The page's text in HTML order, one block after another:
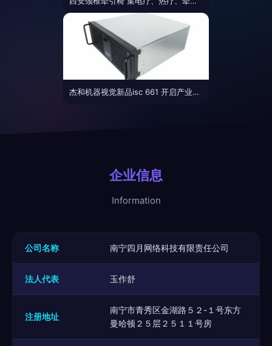
杰和机器视觉新品isc 661 开启产业智能化升级新篇章
企业信息
Information
公司名称 南宁四月网络科技有限责任公司
法人代表 玉作舒
注册地址
南宁市青秀区金湖路５２-１号东方
曼哈顿２５层２５１１号房